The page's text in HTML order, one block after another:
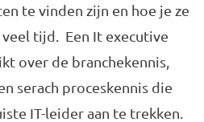
te vinden zijn en hoe je ze
tijd. Een It executive
over de branchekennis,
serach proceskennis die
IT-leider aan te trekken.